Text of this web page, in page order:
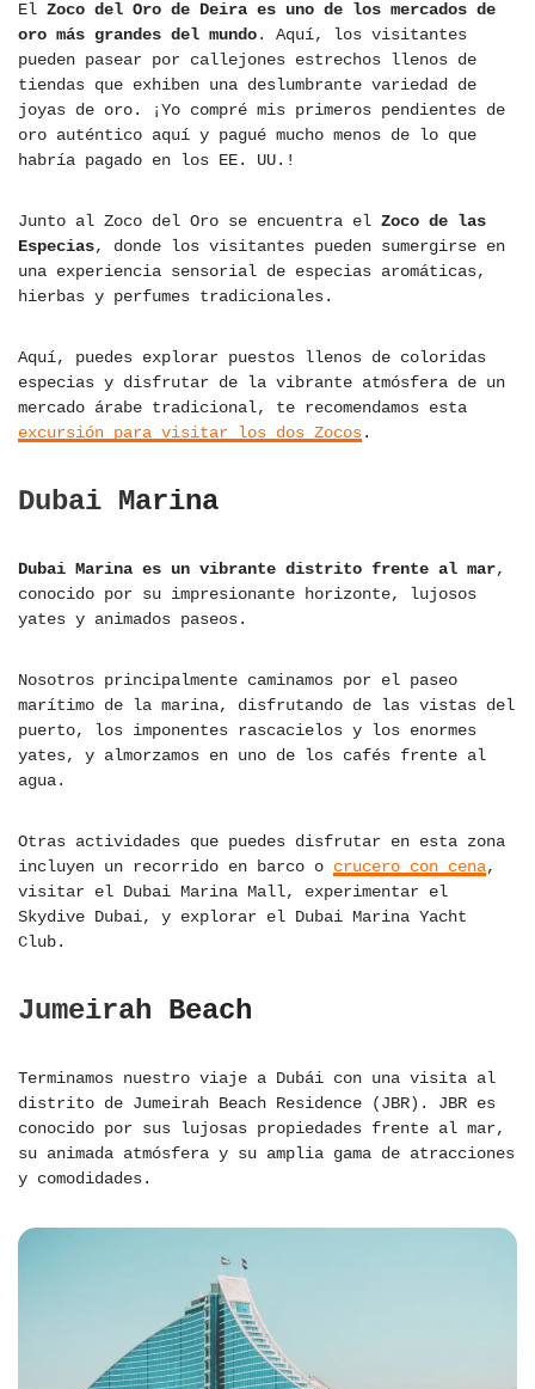
El Zoco del Oro de Deira es uno de los mercados de
oro más grandes del mundo. Aquí, los visitantes
pueden pasear por callejones estrechos llenos de
tiendas que exhiben una deslumbrante variedad de
joyas de oro. ¡Yo compré mis primeros pendientes de
oro auténtico aquí y pagué mucho menos de lo que
habría pagado en los EE. UU.!
Junto al Zoco del Oro se encuentra el Zoco de las
Especias, donde los visitantes pueden sumergirse en
una experiencia sensorial de especias aromáticas,
hierbas y perfumes tradicionales.
Aquí, puedes explorar puestos llenos de coloridas
especias y disfrutar de la vibrante atmósfera de un
mercado árabe tradicional, te recomendamos esta
excursión para visitar los dos Zocos.
Dubai Marina
Dubai Marina es un vibrante distrito frente al mar,
conocido por su impresionante horizonte, lujosos
yates y animados paseos.
Nosotros principalmente caminamos por el paseo
marítimo de la marina, disfrutando de las vistas del
puerto, los imponentes rascacielos y los enormes
yates, y almorzamos en uno de los cafés frente al
agua.
Otras actividades que puedes disfrutar en esta zona
incluyen un recorrido en barco o crucero con cena,
visitar el Dubai Marina Mall, experimentar el
Skydive Dubai, y explorar el Dubai Marina Yacht
Club.
Jumeirah Beach
Terminamos nuestro viaje a Dubái con una visita al
distrito de Jumeirah Beach Residence (JBR). JBR es
conocido por sus lujosas propiedades frente al mar,
su animada atmósfera y su amplia gama de atracciones
y comodidades.